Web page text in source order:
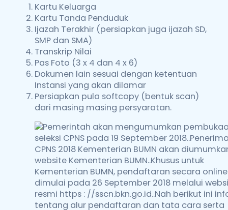
Kartu Keluarga
Kartu Tanda Penduduk
Ijazah Terakhir (persiapkan juga ijazah SD,
SMP dan SMA)
Transkrip Nilai
Pas Foto (3 x 4 dan 4 x 6)
Dokumen lain sesuai dengan ketentuan
Instansi yang akan dilamar
Persiapkan pula softcopy (bentuk scan)
dari masing masing persyaratan.